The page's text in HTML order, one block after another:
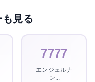
見る
7777
エンジェルナ
ン...